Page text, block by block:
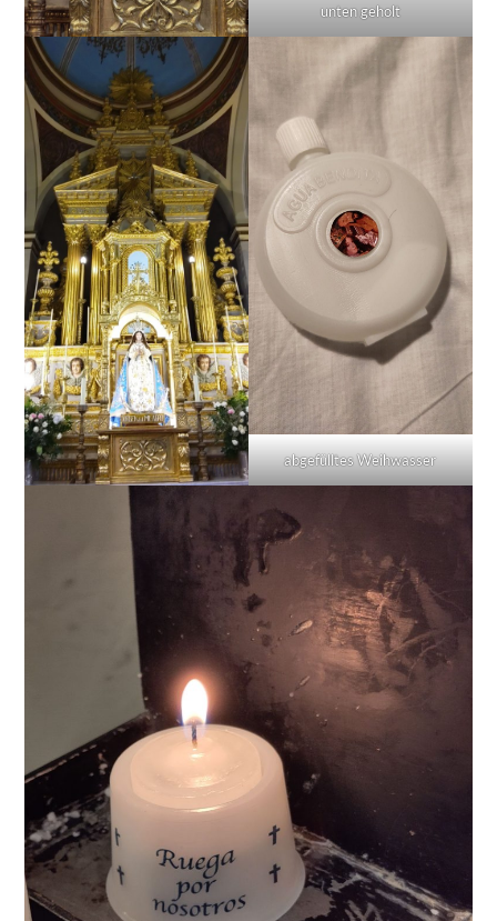
unten geholt
abgefülltes Weihwasser